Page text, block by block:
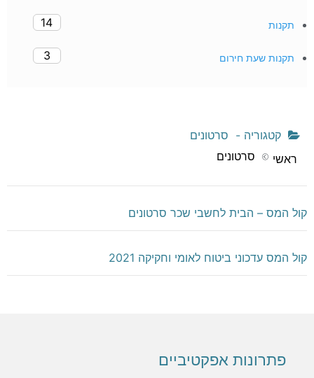
תקנות 14
תקנות שעת חירום 3
קטגוריה - סרטונים
ראשי
סרטונים
קול המס – הבית לחשבי שכר סרטונים
קול המס עדכוני ביטוח לאומי וחקיקה 2021
פתרונות אפקטיביים